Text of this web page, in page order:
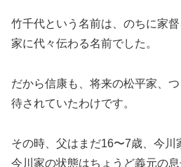
竹千代という名前は、のちに家
家に代々伝わる名前でした。
だから信康も、将来の松平家、
待されていたわけです。
その時、父はまだ16〜7歳、今川
今川家の状態はちょうど義元の